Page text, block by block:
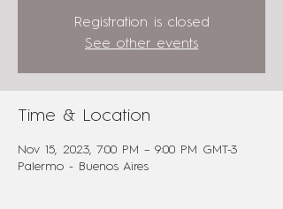
Registration is closed
See other events
Time & Location
Nov 15, 2023, 7:00 PM – 9:00 PM GMT-3
Palermo - Buenos Aires